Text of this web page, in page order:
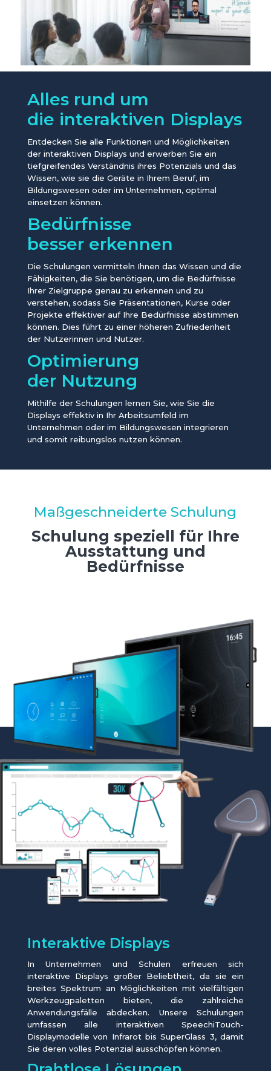
Alles rund um
die interaktiven Displays
Entdecken Sie alle Funktionen und Möglichkeiten
der interaktiven Displays und erwerben Sie ein
tiefgreifendes Verständnis ihres Potenzials und das
Wissen, wie sie die Geräte in Ihrem Beruf, im
Bildungswesen oder im Unternehmen, optimal
einsetzen können.
Bedürfnisse
besser erkennen
Die Schulungen vermitteln Ihnen das Wissen und die
Fähigkeiten, die Sie benötigen, um die Bedürfnisse
Ihrer Zielgruppe genau zu erkennen und zu
verstehen, sodass Sie Präsentationen, Kurse oder
Projekte effektiver auf Ihre Bedürfnisse abstimmen
können. Dies führt zu einer höheren Zufriedenheit
der Nutzerinnen und Nutzer.
Optimierung
der Nutzung
Mithilfe der Schulungen lernen Sie, wie Sie die
Displays effektiv in Ihr Arbeitsumfeld im
Unternehmen oder im Bildungswesen integrieren
und somit reibungslos nutzen können.
Maßgeschneiderte Schulung
Schulung speziell für Ihre
Ausstattung und
Bedürfnisse
Interaktive Displays
In Unternehmen und Schulen erfreuen sich
interaktive Displays großer Beliebtheit, da sie ein
breites Spektrum an Möglichkeiten mit vielfältigen
Werkzeugpaletten bieten, die zahlreiche
Anwendungsfälle abdecken. Unsere Schulungen
umfassen alle interaktiven SpeechiTouch-
Displaymodelle von Infrarot bis SuperGlass 3, damit
Sie deren volles Potenzial ausschöpfen können.